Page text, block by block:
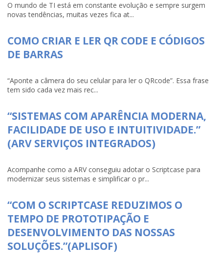
O mundo de TI está em constante evolução e sempre surgem
novas tendências, muitas vezes fica at...
COMO CRIAR E LER QR CODE E CÓDIGOS
DE BARRAS
“Aponte a câmera do seu celular para ler o QRcode”. Essa frase
tem sido cada vez mais rec...
“SISTEMAS COM APARÊNCIA MODERNA,
FACILIDADE DE USO E INTUITIVIDADE.”
(ARV SERVIÇOS INTEGRADOS)
Acompanhe como a ARV conseguiu adotar o Scriptcase para
modernizar seus sistemas e simplificar o pr...
“COM O SCRIPTCASE REDUZIMOS O
TEMPO DE PROTOTIPAÇÃO E
DESENVOLVIMENTO DAS NOSSAS
SOLUÇÕES.”(APLISOF)